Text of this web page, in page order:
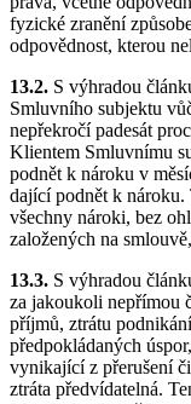
fyzické zranění
odpovědnost, kterou
13.2. S výhradou
Smluvního subjektu
nepřekročí padesát
Klientem Smluvnímu
podnět k nároku v
dající podnět k nároku.
všechny nároki, bez
založených na
13.3. S výhradou
za jakoukoli nepřímou
příjmů, ztrátu
předpokládaných
vynikající z přerušení
ztráta předvídatelná.